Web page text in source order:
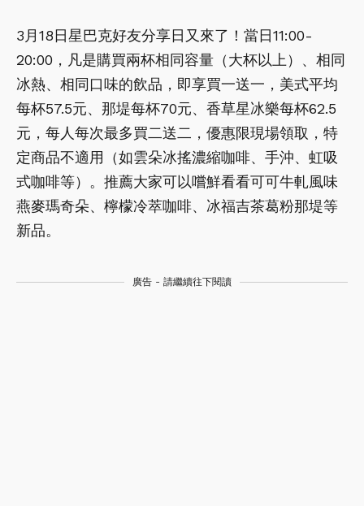
3月18日星巴克好友分享日又來了！當日11:00-
20:00，凡是購買兩杯相同容量（大杯以上）、相同
冰熱、相同口味的飲品，即享買一送一，美式平均
每杯57.5元、那堤每杯70元、香草星冰樂每杯62.5
元，每人每次最多買二送二，優惠限現場領取，特
定商品不適用（如雲朵冰搖濃縮咖啡、手沖、虹吸
式咖啡等）。推薦大家可以嚐鮮看看可可牛軋風味
燕麥瑪奇朵、檸檬冷萃咖啡、冰福吉茶葛粉那堤等
新品。
廣告 - 請繼續往下閱讀